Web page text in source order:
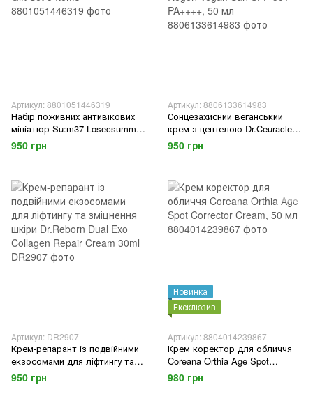
Артикул: 8801051446319
Набір поживних антивікових
мініатюр Su:m37 Losecsumma
Elixir Gift Set 5 Items
950 грн
Артикул: 8806133614983
Сонцезахисний веганський
крем з центелою Dr.Ceuracle
Cica Regen Vegan Sun SPF 50+
PA++++, 50 мл
950 грн
Артикул: DR2907
Крем-репарант із подвійними
екзосомами для ліфтингу та
зміцнення шкіри Dr.Reborn Dual
Exo Collagen Repair Cream 30ml
950 грн
Новинка
Ексклюзив
Артикул: 8804014239867
Крем коректор для обличчя
Coreana Orthia Age Spot
Corrector Cream, 50 мл
980 грн